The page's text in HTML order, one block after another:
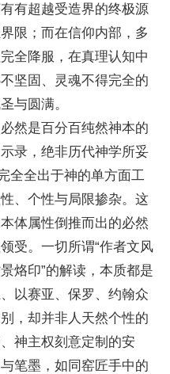
有超越受造界的终极源
限；而在信仰内部，多
全降服，在真理认知中
坚固、灵魂不得完全的
与圆满。
是百分百纯然神本的
录，绝非历代神学所妥
全全出于神的单方面工
、个性与局限掺杂。这
体属性倒推而出的必然
受。一切所谓“作者文风
烙印”的解读，本质都是
以赛亚、保罗、约翰众
，却并非人天然个性的
神主权刻意定制的安
笔墨，如同窑匠手中的